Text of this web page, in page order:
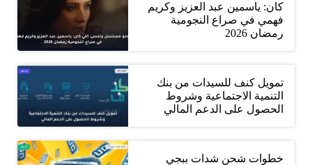
كان: ياسمين عبد العزيز وكريم
فهمي في صراع النجومية
رمضان 2026
تمويل كنف للسيدات من بنك
التنمية الاجتماعية وشروط
الحصول على الدعم المالي
خطوات شحن شدات ببجي